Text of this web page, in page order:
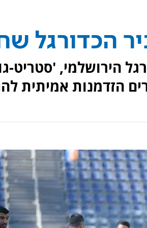
הכדורגל
הירושלמי, 'סטריט-
הזדמנות אמיתית